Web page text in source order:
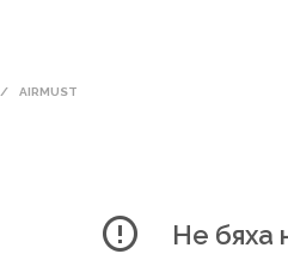
/ AIRMUST
Не бяха